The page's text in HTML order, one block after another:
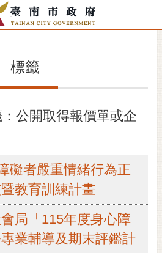
標籤
公開取得報價單或企
礙者嚴重情緒行為正
教育訓練計畫
局「115年度身心障
業輔導及期末評鑑計